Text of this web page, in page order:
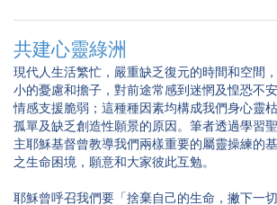
共建心靈綠洲
現代人生活繁忙，嚴重缺乏復元的時間和空間
小的憂慮和擔子，對前途常感到迷惘及惶恐不
情感支援脆弱；這種種因素均構成我們身心靈
孤單及缺乏創造性願景的原因。筆者透過學習
主耶穌基督曾教導我們兩樣重要的屬靈操練的
之生命困境，願意和大家彼此互勉。
耶穌曾呼召我們要「捨棄自己的生命，撇下一切